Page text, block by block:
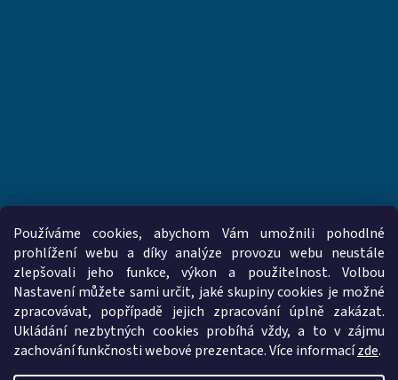
Používáme cookies, abychom Vám umožnili pohodlné
prohlížení webu a díky analýze provozu webu neustále
zlepšovali jeho funkce, výkon a použitelnost. Volbou
Nastavení můžete sami určit, jaké skupiny cookies je možné
zpracovávat, popřípadě jejich zpracování úplně zakázat.
Ukládání nezbytných cookies probíhá vždy, a to v zájmu
zachování funkčnosti webové prezentace. Více informacízde.
www.vzduchotechnika-ventilatory.cz www.palmat.cz